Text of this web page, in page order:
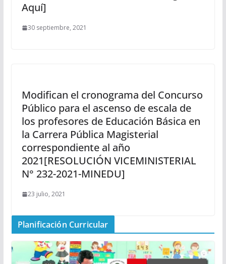
Aquí]
30 septiembre, 2021
Modifican el cronograma del Concurso
Público para el ascenso de escala de
los profesores de Educación Básica en
la Carrera Pública Magisterial
correspondiente al año
2021[RESOLUCIÓN VICEMINISTERIAL
N° 232-2021-MINEDU]
23 julio, 2021
Planificación Curricular